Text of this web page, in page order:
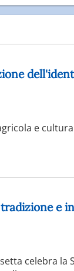
e
tradizione e
celebra